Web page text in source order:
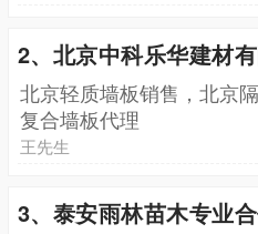
2、北京中科乐华建材
北京轻质墙板销售，北京
复合墙板代理
王先生
3、泰安雨林苗木专业